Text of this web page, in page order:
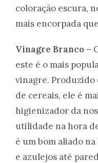
coloração escura,
mais encorpada
Vinagre Branco –
este é o mais
vinagre. Produzido
de cereais, ele é
higienizador da
utilidade na hora
é um bom aliado
e azulejos até